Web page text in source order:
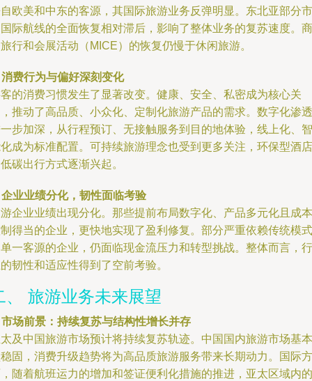
欧美和中东的客源，其国际旅游业务反弹明显。东北亚部分市
际航线的全面恢复相对滞后，影响了整体业务的复苏速度。商
行和会展活动（MICE）的恢复仍慢于休闲旅游。
费行为与偏好深刻变化
的消费习惯发生了显著改变。健康、安全、私密成为核心关
推动了高品质、小众化、定制化旅游产品的需求。数字化渗透
步加深，从行程预订、无接触服务到目的地体验，线上化、智
成为标准配置。可持续旅游理念也受到更多关注，环保型酒店
碳出行方式逐渐兴起。
业业绩分化，韧性面临考验
企业业绩出现分化。那些提前布局数字化、产品多元化且成本
得当的企业，更快地实现了盈利修复。部分严重依赖传统模式
一客源的企业，仍面临现金流压力和转型挑战。整体而言，行
韧性和适应性得到了空前考验。
、 旅游业务未来展望
场前景：持续复苏与结构性增长并存
及中国旅游市场预计将持续复苏轨迹。中国国内旅游市场基本
固，消费升级趋势将为高品质旅游服务带来长期动力。国际方
随着航班运力的增加和签证便利化措施的推进，亚太区域内的